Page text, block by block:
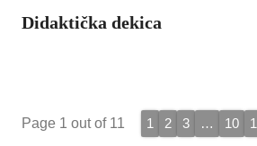
Didaktička dekica
Page 1 out of 11 1 2 3 … 10